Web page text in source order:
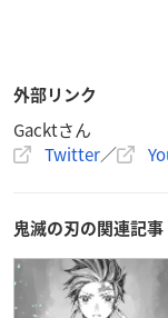
外部リンク
Gacktさん
Twitter／
鬼滅の刃の関連記事